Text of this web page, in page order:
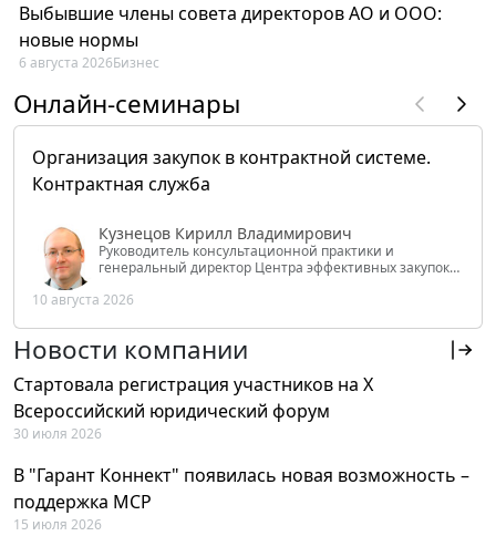
Выбывшие члены совета директоров АО и ООО:
новые нормы
6 августа 2026Бизнес
Онлайн-семинары
Организация закупок в контрактной системе.
Контрактная служба
Кузнецов Кирилл Владимирович
Руководитель консультационной практики и
генеральный директор Центра эффективных закупок
РФ
10 августа 2026
Новости компании
Стартовала регистрация участников на X
Всероссийский юридический форум
30 июля 2026
В "Гарант Коннект" появилась новая возможность –
поддержка MCP
15 июля 2026